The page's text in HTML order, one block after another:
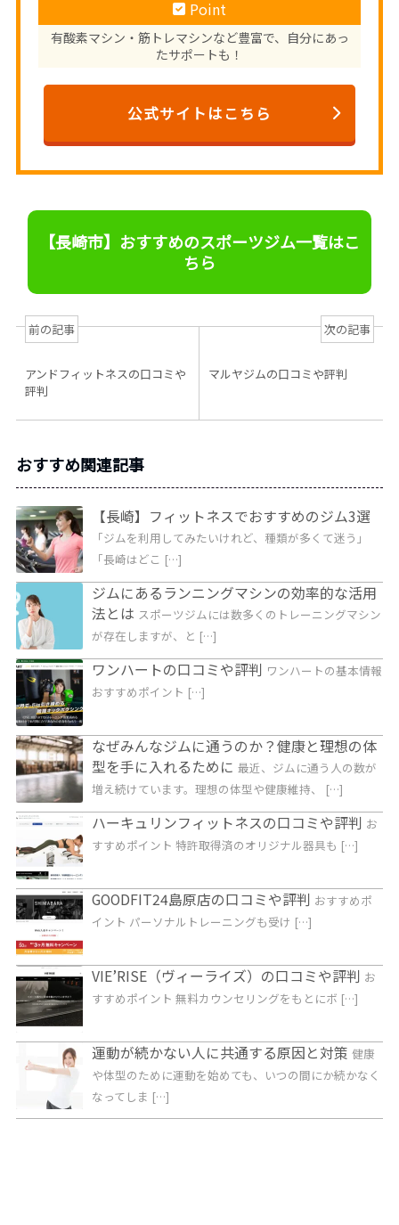
Point
有酸素マシン・筋トレマシンなど豊富で、自分にあっ
たサポートも！
公式サイトはこちら
【長崎市】おすすめのスポーツジム一覧はこ
ちら
前の記事
アンドフィットネスの口コミや
評判
次の記事
マルヤジムの口コミや評判
おすすめ関連記事
【長崎】フィットネスでおすすめのジム3選
「ジムを利用してみたいけれど、種類が多くて迷う」
「長崎はどこ […]
ジムにあるランニングマシンの効率的な活用
法とは スポーツジムには数多くのトレーニングマシン
が存在しますが、と […]
ワンハートの口コミや評判 ワンハートの基本情報
おすすめポイント […]
なぜみんなジムに通うのか？健康と理想の体
型を手に入れるために 最近、ジムに通う人の数が
増え続けています。理想の体型や健康維持、 […]
ハーキュリンフィットネスの口コミや評判 お
すすめポイント 特許取得済のオリジナル器具も […]
GOODFIT24島原店の口コミや評判 おすすめポ
イント パーソナルトレーニングも受け […]
VIE’RISE（ヴィーライズ）の口コミや評判 お
すすめポイント 無料カウンセリングをもとにボ […]
運動が続かない人に共通する原因と対策 健康
や体型のために運動を始めても、いつの間にか続かなく
なってしま […]